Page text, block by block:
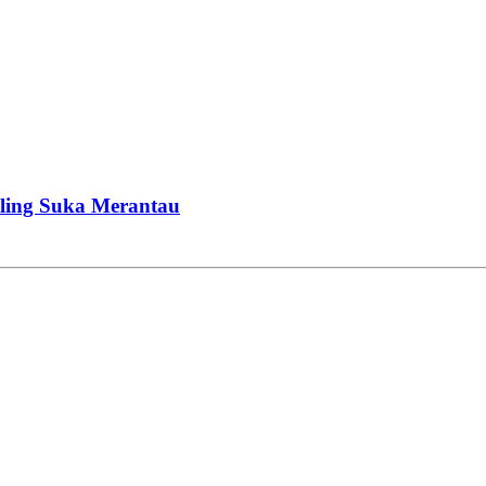
Suka Merantau